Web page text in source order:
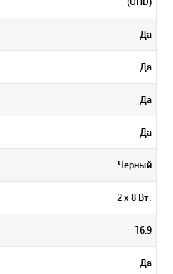
Да
Да
Да
Да
Черный
2 х 8 Вт.
16:9
Да